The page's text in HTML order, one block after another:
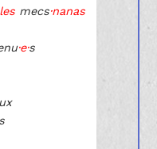
mecs·nanas
·e·s